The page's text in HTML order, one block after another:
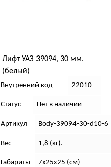
Лифт УАЗ 39094, 30 мм.
(белый)
Внутренний код 22010
Статус Нет в наличии
Артикул Body-39094-30-d10-6
Вес 1,8 (кг).
Габариты 7х25х25 (см)